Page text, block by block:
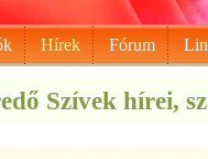
Hírek Fórum
Szívek hírei,